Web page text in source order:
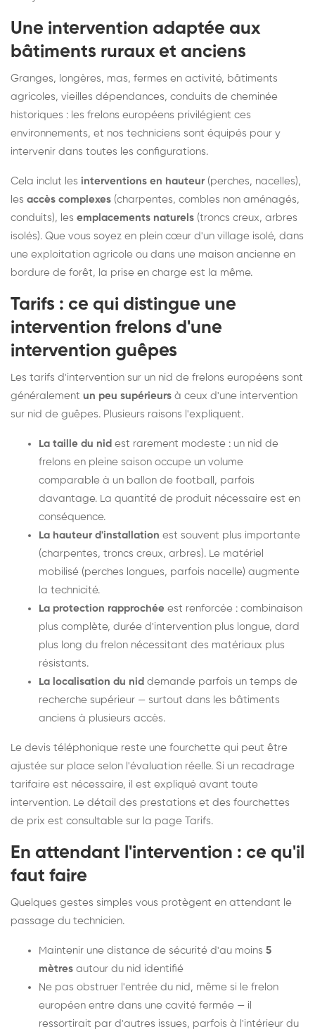
Une intervention adaptée aux
bâtiments ruraux et anciens
Granges, longères, mas, fermes en activité, bâtiments
agricoles, vieilles dépendances, conduits de cheminée
historiques : les frelons européens privilégient ces
environnements, et nos techniciens sont équipés pour y
intervenir dans toutes les configurations.
Cela inclut les interventions en hauteur (perches, nacelles),
les accès complexes (charpentes, combles non aménagés,
conduits), les emplacements naturels (troncs creux, arbres
isolés). Que vous soyez en plein cœur d'un village isolé, dans
une exploitation agricole ou dans une maison ancienne en
bordure de forêt, la prise en charge est la même.
Tarifs : ce qui distingue une
intervention frelons d'une
intervention guêpes
Les tarifs d'intervention sur un nid de frelons européens sont
généralement un peu supérieurs à ceux d'une intervention
sur nid de guêpes. Plusieurs raisons l'expliquent.
La taille du nid est rarement modeste : un nid de
frelons en pleine saison occupe un volume
comparable à un ballon de football, parfois
davantage. La quantité de produit nécessaire est en
conséquence.
La hauteur d'installation est souvent plus importante
(charpentes, troncs creux, arbres). Le matériel
mobilisé (perches longues, parfois nacelle) augmente
la technicité.
La protection rapprochée est renforcée : combinaison
plus complète, durée d'intervention plus longue, dard
plus long du frelon nécessitant des matériaux plus
résistants.
La localisation du nid demande parfois un temps de
recherche supérieur — surtout dans les bâtiments
anciens à plusieurs accès.
Le devis téléphonique reste une fourchette qui peut être
ajustée sur place selon l'évaluation réelle. Si un recadrage
tarifaire est nécessaire, il est expliqué avant toute
intervention. Le détail des prestations et des fourchettes
de prix est consultable sur la page Tarifs.
En attendant l'intervention : ce qu'il
faut faire
Quelques gestes simples vous protègent en attendant le
passage du technicien.
Maintenir une distance de sécurité d'au moins 5
mètres autour du nid identifié
Ne pas obstruer l'entrée du nid, même si le frelon
européen entre dans une cavité fermée — il
ressortirait par d'autres issues, parfois à l'intérieur du